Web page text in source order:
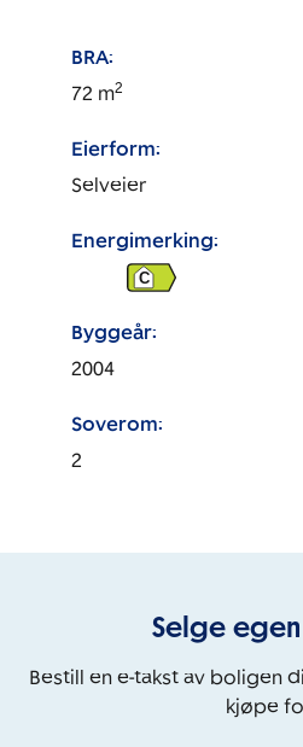
BRA:
72 m2
Eierform:
Selveier
Energimerking:
C
Byggeår:
2004
Soverom:
2
Selge
Bestill en e-takst av boligen
kjøpe